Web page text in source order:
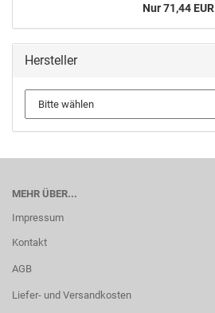
Nur 71,44 EUR
Hersteller
MEHR ÜBER...
Impressum
Kontakt
AGB
Liefer- und Versandkosten